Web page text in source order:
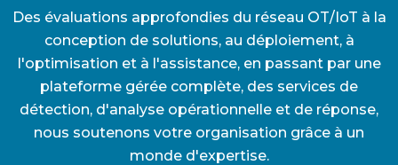
Des évaluations approfondies du réseau OT/IoT à la
conception de solutions, au déploiement, à
l'optimisation et à l'assistance, en passant par une
plateforme gérée complète, des services de
détection, d'analyse opérationnelle et de réponse,
nous soutenons votre organisation grâce à un
monde d'expertise.